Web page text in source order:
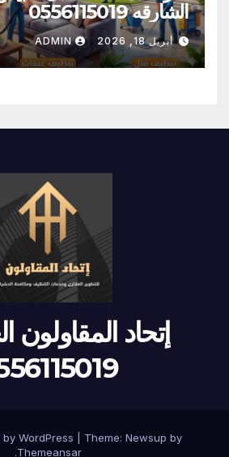
الشارقه 0556115019
أبريل 18, 2026 ADMIN
إتحاد المقاولون
WordPress Theme: Newsup by
Themeansar
.